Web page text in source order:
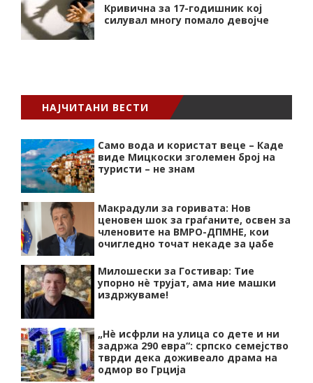
Кривична за 17-годишник кој
силувал многу помало девојче
НАЈЧИТАНИ ВЕСТИ
Само вода и користат веце – Каде
виде Мицкоски зголемен број на
туристи – не знам
Макрадули за горивата: Нов
ценовен шок за граѓаните, освен за
членовите на ВМРО-ДПМНЕ, кои
очигледно точат некаде за џабе
Милошески за Гостивар: Тие
упорно нѐ трујат, ама ние машки
издржуваме!
„Нѐ исфрли на улица со дете и ни
задржа 290 евра“: српско семејство
тврди дека доживеало драма на
одмор во Грција